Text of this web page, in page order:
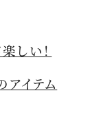
しい！
イテム